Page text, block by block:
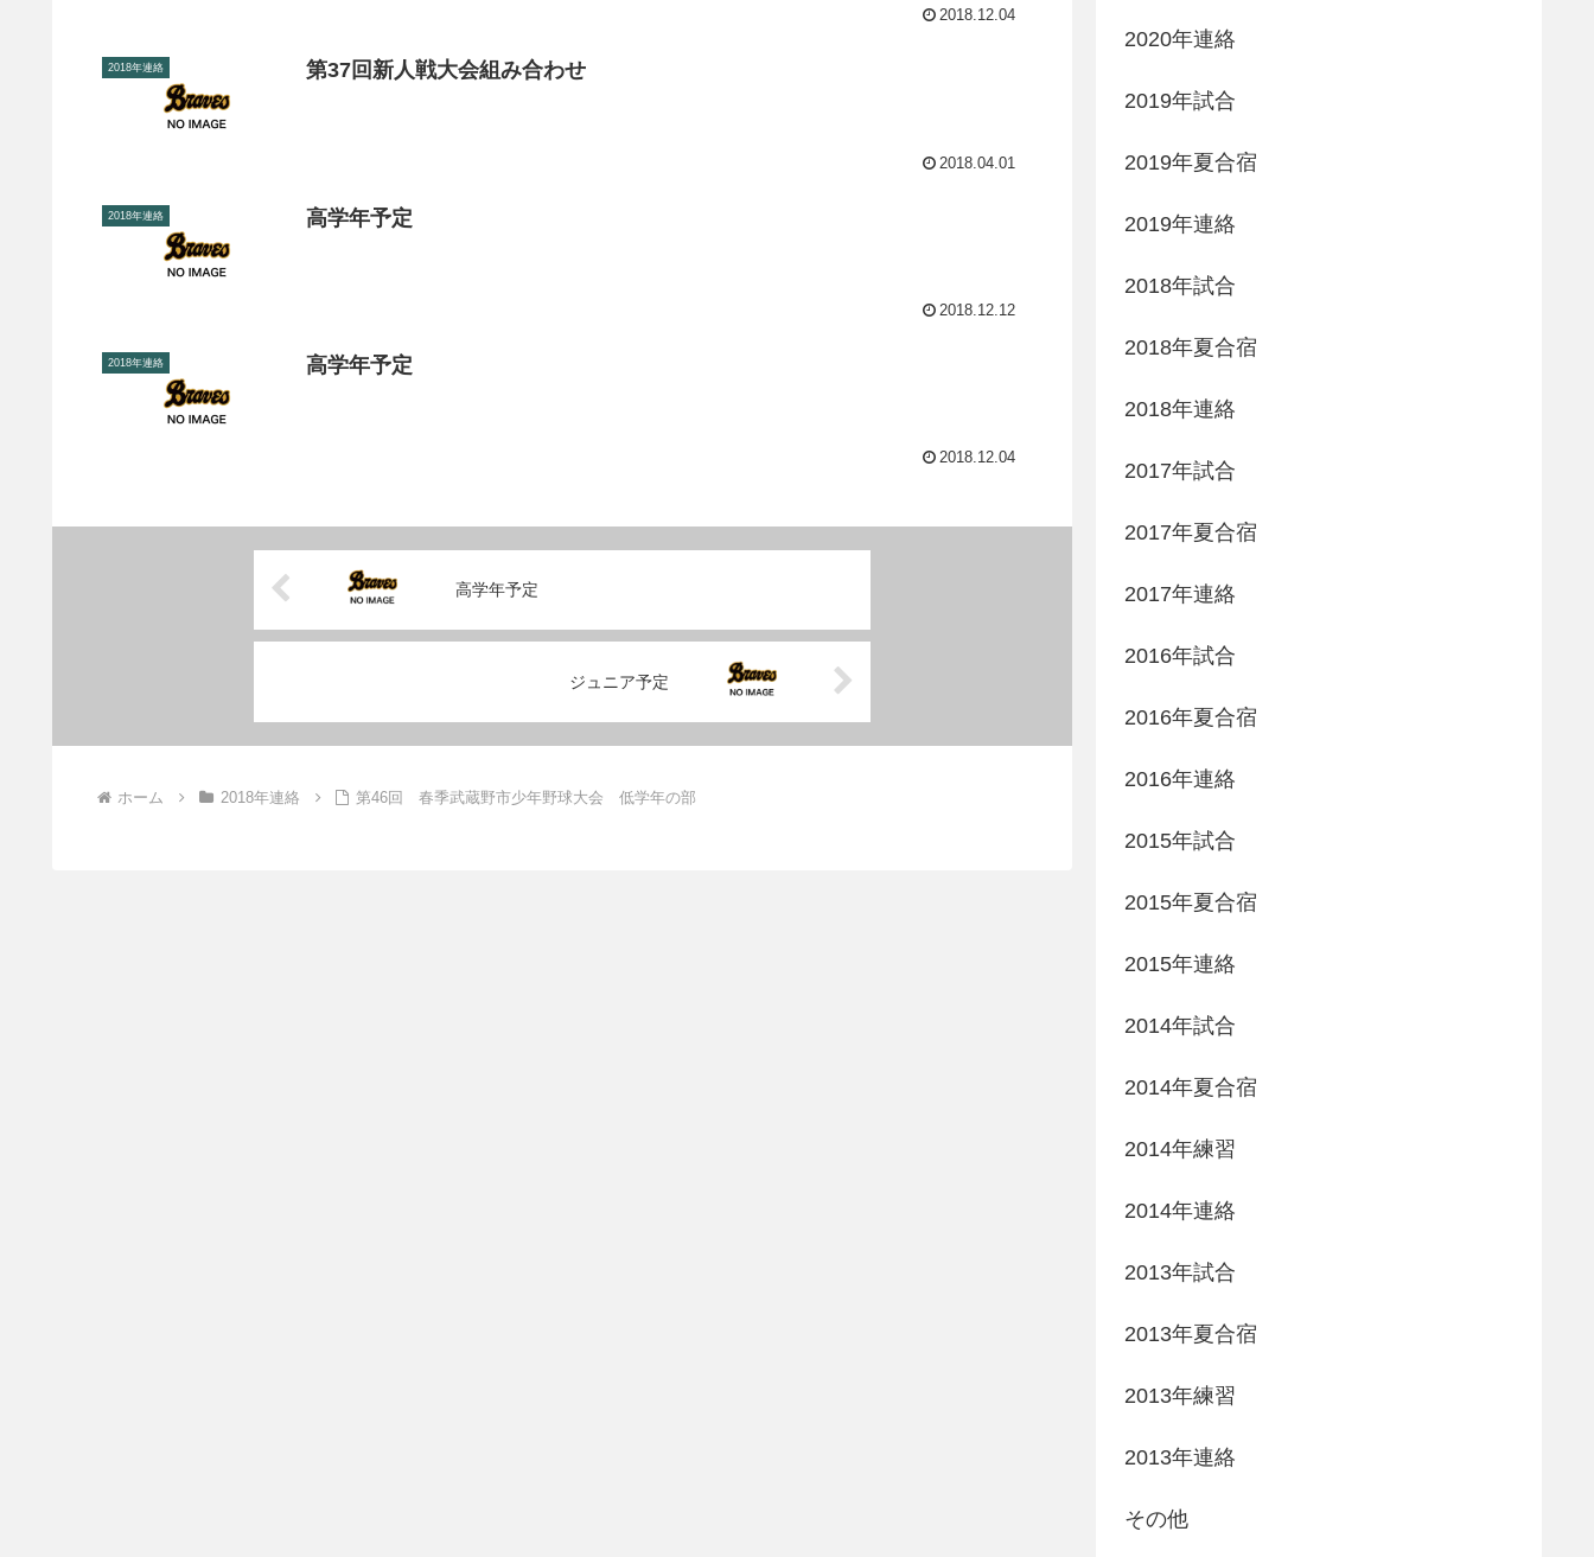
2018.12.04
2018年連絡 第37回新人戦大会組み合わせ
2018.04.01
2018年連絡 高学年予定
2018.12.12
2018年連絡 高学年予定
2018.12.04
高学年予定
ジュニア予定
ホーム 2018年連絡 第46回 春季武蔵野市少年野球大会 低学年の部
2020年連絡
2019年試合
2019年夏合宿
2019年連絡
2018年試合
2018年夏合宿
2018年連絡
2017年試合
2017年夏合宿
2017年連絡
2016年試合
2016年夏合宿
2016年連絡
2015年試合
2015年夏合宿
2015年連絡
2014年試合
2014年夏合宿
2014年練習
2014年連絡
2013年試合
2013年夏合宿
2013年練習
2013年連絡
その他